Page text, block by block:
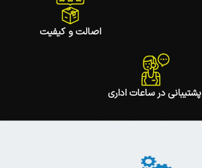
اصالت و کیفیت
پشتیبانی در ساعات اداری